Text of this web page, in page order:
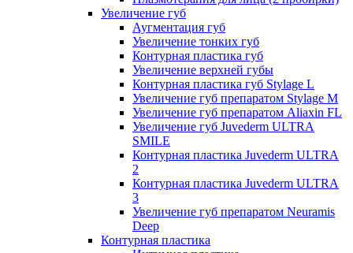
Увеличение губ
Аугментация губ
Увеличение тонких губ
Контурная пластика губ
Увеличение верхней губы
Контурная пластика губ Stylage L
Увеличение губ препаратом Stylage M
Увеличение губ препаратом Aliaxin FL
Увеличение губ Juvederm ULTRA
SMILE
Контурная пластика Juvederm ULTRA
2
Контурная пластика Juvederm ULTRA
3
Увеличение губ препаратом Neuramis
Deep
Контурная пластика